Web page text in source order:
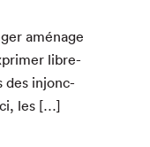
amé­nage
libre­
des injonc­
les […]